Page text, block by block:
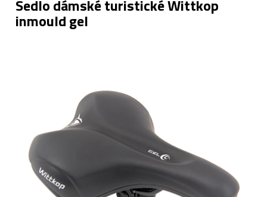
Sedlo dámské turistické Wittkop
inmould gel